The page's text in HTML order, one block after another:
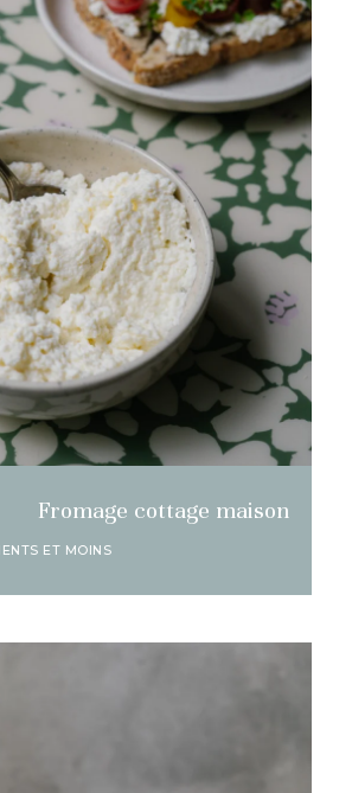
Fromage cottage maison
ET MOINS